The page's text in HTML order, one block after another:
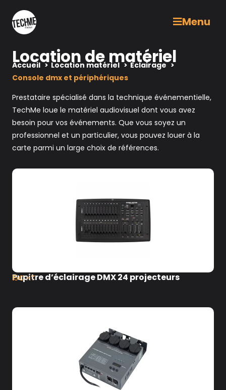
Menu
Location de matériel
Accueil Location matériel
Eclairage
Console dmx et périphériques
Prestataire spécialisé dans la technique événementielle,
TechMe loue le matériel audiovisuel dont vous avez
besoin pour vos événements. Que vous soyez un
professionnel et un particulier, vous pouvez louer à la
carte parmi un large choix de références.
Pupitre d’éclairage DMX 24 projecteurs
15€ HT